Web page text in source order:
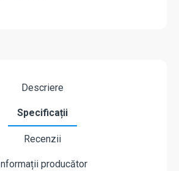
Descriere
Specificații
Recenzii
Informații producător